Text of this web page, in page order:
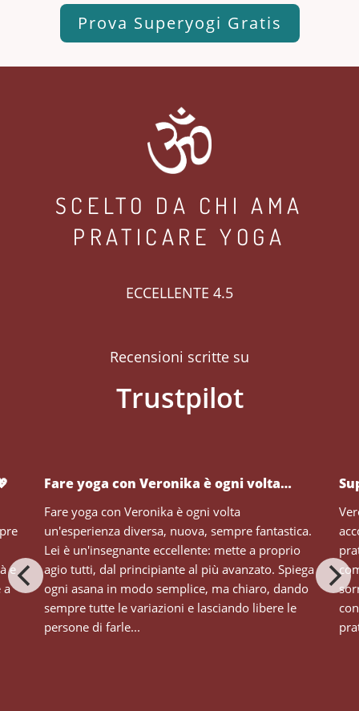
Prova Superyogi Gratis
SCELTO DA CHI AMA
PRATICARE YOGA
ECCELLENTE 4.5
Recensioni scritte su
Fare yoga con Veronika è ogni volta…
Fare yoga con Veronika è ogni volta
un'esperienza diversa, nuova, sempre fantastica.
Lei è un'insegnante eccellente: mette a proprio
agio tutti, dal principiante al più avanzato. Spiega
ogni asana in modo semplice, ma chiaro, dando
sempre tutte le variazioni e lasciando libere le
persone di farle...
e
a